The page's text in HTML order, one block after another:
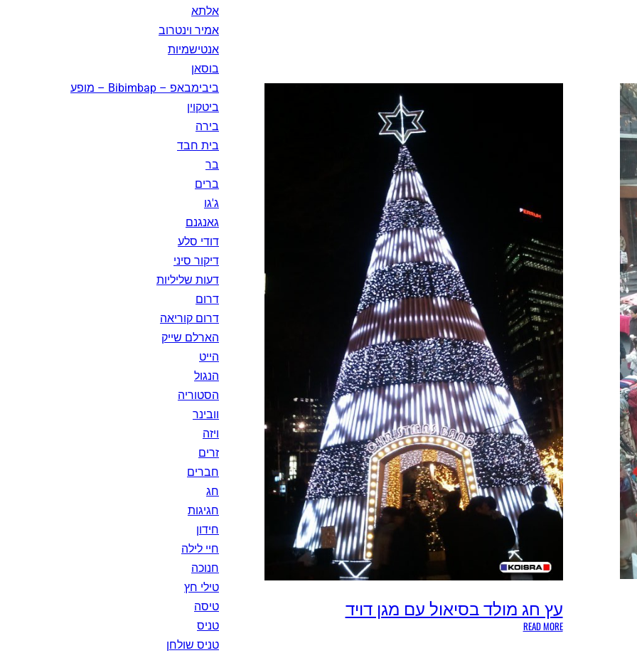
ג
ו
עץ חג מולד בסיאול עם מגן דויד
READ MORE
:
אלתא
אמיר וינטרוב
אנטישמיות
בוסאן
ביבימבאפ – Bibimbap – מופע
ביטקוין
בירה
בית חבד
בר
ברים
ג'גו
גאנגנם
דודי סלע
דיקור סיני
דעות שליליות
דרום
דרום קוריאה
הארלם שייק
הייט
הנגול
הסטוריה
וובינר
ויזה
זרים
חברים
חג
חגיגות
חידון
חיי לילה
חנוכה
טילי חץ
טיסה
טניס
טניס שולחן